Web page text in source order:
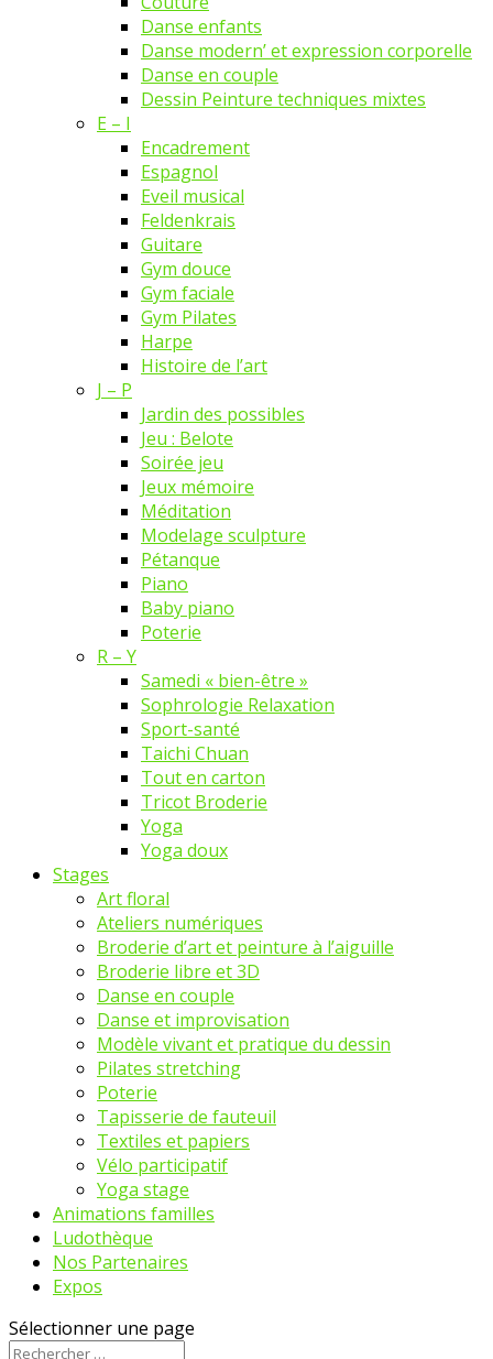
Danse enfants
Danse modern’ et expression corporelle
Danse en couple
Dessin Peinture techniques mixtes
E – I
Encadrement
Espagnol
Eveil musical
Feldenkrais
Guitare
Gym douce
Gym faciale
Gym Pilates
Harpe
Histoire de l’art
J – P
Jardin des possibles
Jeu : Belote
Soirée jeu
Jeux mémoire
Méditation
Modelage sculpture
Pétanque
Piano
Baby piano
Poterie
R – Y
Samedi « bien-être »
Sophrologie Relaxation
Sport-santé
Taichi Chuan
Tout en carton
Tricot Broderie
Yoga
Yoga doux
Stages
Art floral
Ateliers numériques
Broderie d’art et peinture à l’aiguille
Broderie libre et 3D
Danse en couple
Danse et improvisation
Modèle vivant et pratique du dessin
Pilates stretching
Poterie
Tapisserie de fauteuil
Textiles et papiers
Vélo participatif
Yoga stage
Animations familles
Ludothèque
Nos Partenaires
Expos
Sélectionner une page